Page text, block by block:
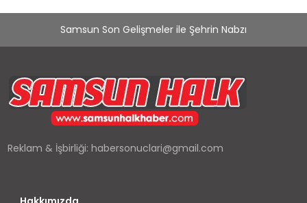
Samsun Son Gelişmeler ile Şehrin Nabzı
Reklam & İşbirliği:habersonuclari@gmail.com